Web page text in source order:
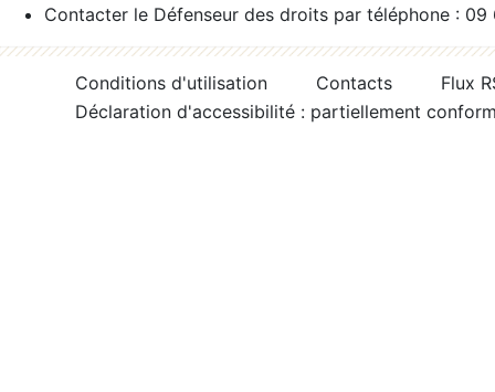
Contacter le Défenseur des droits par téléphone :
Conditions d'utilisation Contacts
Flux
Déclaration d'accessibilité : partiellement